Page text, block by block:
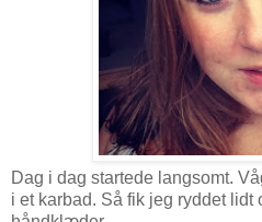
Dag i dag startede langsomt.
i et karbad. Så fik jeg ryddet lidt